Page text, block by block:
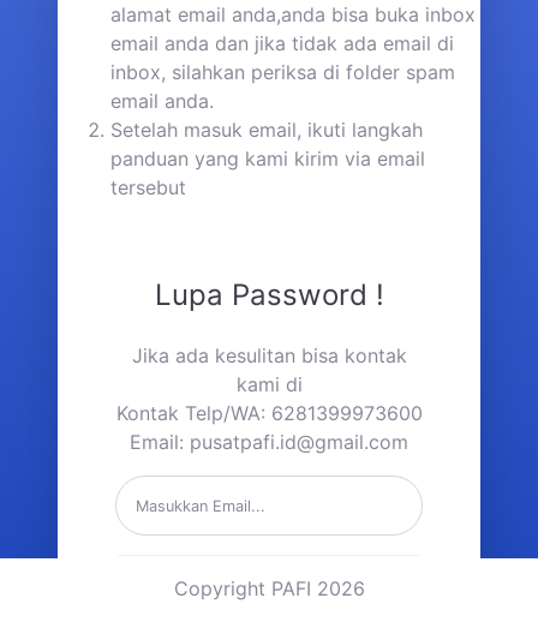
alamat email anda,anda bisa buka inbox
email anda dan jika tidak ada email di
inbox, silahkan periksa di folder spam
email anda.
Setelah masuk email, ikuti langkah
panduan yang kami kirim via email
tersebut
Lupa Password !
Jika ada kesulitan bisa kontak
kami di
Kontak Telp/WA: 6281399973600
Email: pusatpafi.id@gmail.com
Kirim Link Reset Password
Copyright PAFI 2026